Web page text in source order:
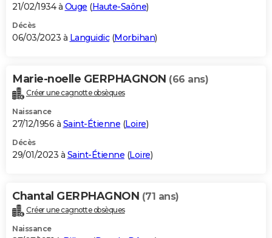
21/02/1934 à Ouge (Haute-Saône)
Décès
06/03/2023 à Languidic(Morbihan)
Marie-noelle GERPHAGNON (66 ans)
Créer une cagnotte obsèques
Naissance
27/12/1956 à Saint-Étienne (Loire)
Décès
29/01/2023 à Saint-Étienne (Loire)
Chantal GERPHAGNON (71 ans)
Créer une cagnotte obsèques
Naissance